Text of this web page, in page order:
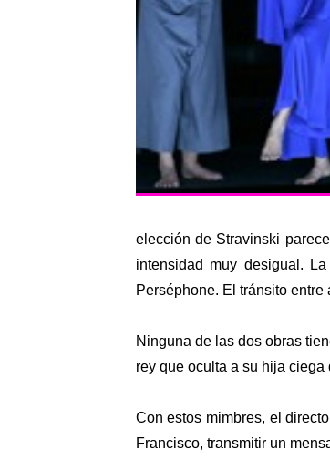
elección de Stravinski
intensidad muy desigual.
Perséphone. El tránsito
Ninguna de las dos obras
rey que oculta a su hija
Con estos mimbres, el
Francisco, transmitir un